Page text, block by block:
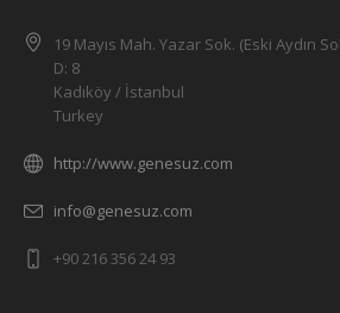
19 Mayıs Mah. Yazar Sok. (Eski Aydın
D: 8
Kadıköy / İstanbul
Turkey
http://www.genesuz.com
info@genesuz.com
+90 216 356 24 93